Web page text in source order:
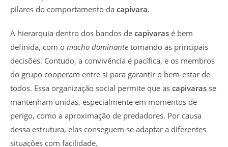
pilares do comportamento da capivara.
A hierarquia dentro dos bandos de capivaras é bem
definida, com o macho dominante tomando as principais
decisões. Contudo, a convivência é pacífica, e os membros
do grupo cooperam entre si para garantir o bem-estar de
todos. Essa organização social permite que as capivaras se
mantenham unidas, especialmente em momentos de
perigo, como a aproximação de predadores. Por causa
dessa estrutura, elas conseguem se adaptar a diferentes
situações com facilidade.